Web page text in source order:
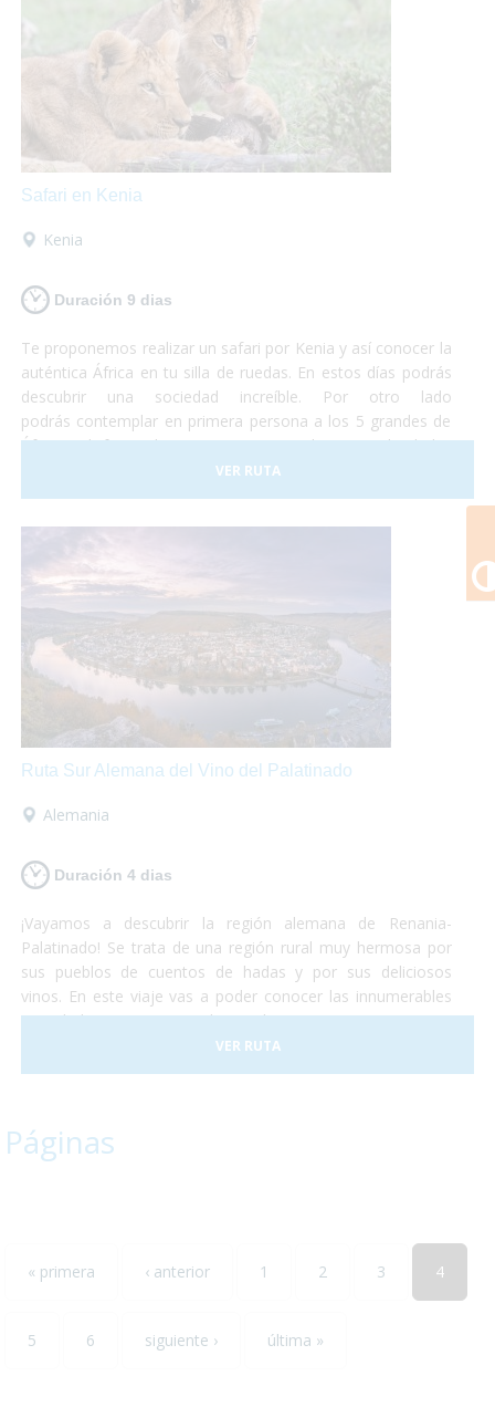
Safari en Kenia
Kenia
Duración 9 dias
Te proponemos realizar un safari por Kenia y así conocer la
auténtica África en tu silla de ruedas. En estos días podrás
descubrir una sociedad increíble. Por otro lado
podrás contemplar en primera persona a los 5 grandes de
África y disfrutar de paisajes espectaculares. ¡No lo dudes
más y atrévete a descubrir Kenia! Es un viaje que te
marcará y te encantará.
VER RUTA
Ruta Sur Alemana del Vino del Palatinado
Alemania
Duración 4 dias
¡Vayamos a descubrir la región alemana de Renania-
Palatinado! Se trata de una región rural muy hermosa por
sus pueblos de cuentos de hadas y por sus deliciosos
vinos. En este viaje vas a poder conocer las innumerables
actividades que se pueden realizar en Renania ya sean
catas de vinos, paseos en tren o la visita de algún museo...
todos ellos accesibles para personas con discapacidad. ¡No
VER RUTA
Páginas
« primera ‹ anterior 1 2 3 4
5 6 siguiente › última »